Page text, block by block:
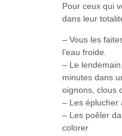
Pour ceux qui
dans leur
– Vous les
l’eau froide.
– Le
minutes dans
oignons, clous
– Les éplucher
– Les poêler
colorer